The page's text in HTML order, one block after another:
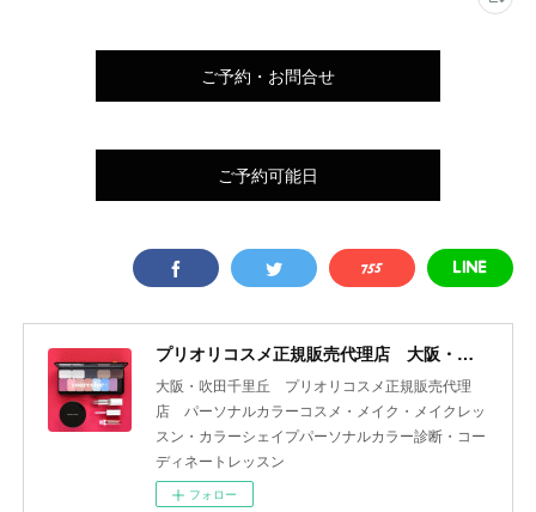
ご予約・お問合せ
ご予約可能日
プリオリコスメ正規販売代理店 大阪・吹田 yourcolor+
大阪・吹田千里丘 プリオリコスメ正規販売代理
店 パーソナルカラーコスメ・メイク・メイクレッ
スン・カラーシェイプパーソナルカラー診断・コー
ディネートレッスン
フォロー